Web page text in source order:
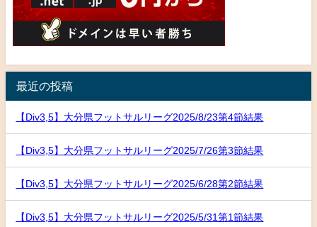
最近の投稿
【Div3,5】大分県フットサルリーグ2025/8/23第4節結果
【Div3,5】大分県フットサルリーグ2025/7/26第3節結果
【Div3,5】大分県フットサルリーグ2025/6/28第2節結果
【Div3,5】大分県フットサルリーグ2025/5/31第1節結果